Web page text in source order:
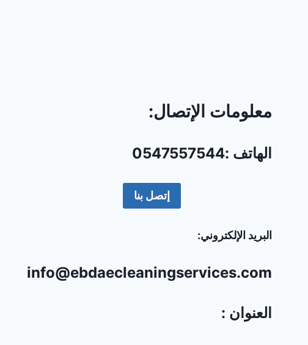
معلومات الإتصال:
الهاتف :0547557544
إتصل بنا
البريد الإلكتروني:
info@ebdaecleaningservices.com
العنوان :